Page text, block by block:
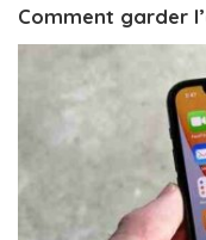
Comment garder